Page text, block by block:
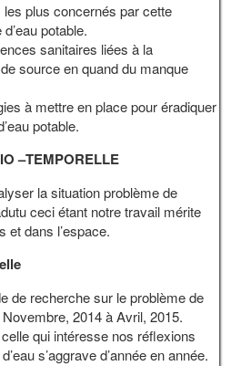
plus concernés par cette
potable.
sanitaires liées à la
source en quand du manque
à mettre en place pour éradiquer
potable.
–TEMPORELLE
la situation problème de
ceci étant notre travail mérite
et dans l’espace.
de recherche sur le problème de
2014 à Avril, 2015.
qui intéresse nos réflexions
s’aggrave d’année en année.